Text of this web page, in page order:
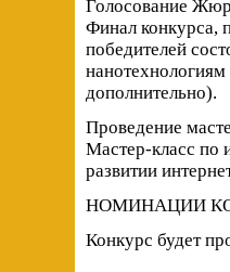
Голосование
Финал конкурса,
победителей
нанотехнологиям
дополнительно).
Проведение
Мастер-класс по
развитии
НОМИНАЦИИ
Конкурс будет